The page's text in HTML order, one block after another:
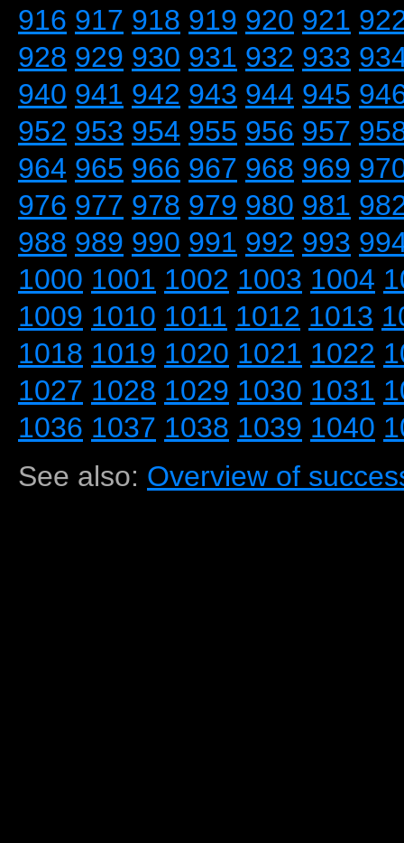
916 917 918 919 920 921
928 929 930 931 932 933
940 941 942 943 944 945
952 953 954 955 956 957
964 965 966 967 968 969
976 977 978 979 980 981
988 989 990 991 992 993
1000 1001 1002 1003 1004
1009 1010 1011 1012 1013
1018 1019 1020 1021 1022
1027 1028 1029 1030 1031
1036 1037 1038 1039 1040
See also: Overview of